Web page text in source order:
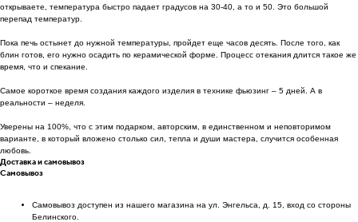
открываете, температура быстро падает градусов на 30-40, а то и 50. Это большой
перепад температур.
Пока печь остынет до нужной температуры, пройдет еще часов десять. После того, как
блин готов, его нужно осадить по керамической форме. Процесс отекания длится такое же
время, что и спекание.
Самое короткое время создания каждого изделия в технике фьюзинг – 5 дней. А в
реальности – неделя.
Уверены на 100%, что с этим подарком, авторским, в единственном и неповторимом
варианте, в который вложено столько сил, тепла и души мастера, случится особенная
любовь.
Доставка и самовывоз
Самовывоз
Самовывоз доступен из нашего магазина на ул. Энгельса, д. 15, вход со стороны
Белинского.